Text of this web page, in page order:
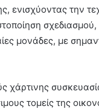
ενισχύοντας την
μονάδες, με
χάρτινης
τομείς της